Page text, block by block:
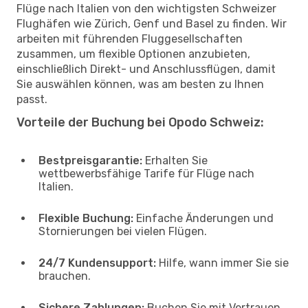
Flüge nach Italien von den wichtigsten Schweizer
Flughäfen wie Zürich, Genf und Basel zu finden. Wir
arbeiten mit führenden Fluggesellschaften
zusammen, um flexible Optionen anzubieten,
einschließlich Direkt- und Anschlussflügen, damit
Sie auswählen können, was am besten zu Ihnen
passt.
Vorteile der Buchung bei Opodo Schweiz:
Bestpreisgarantie: Erhalten Sie
wettbewerbsfähige Tarife für Flüge nach
Italien.
Flexible Buchung: Einfache Änderungen und
Stornierungen bei vielen Flügen.
24/7 Kundensupport: Hilfe, wann immer Sie sie
brauchen.